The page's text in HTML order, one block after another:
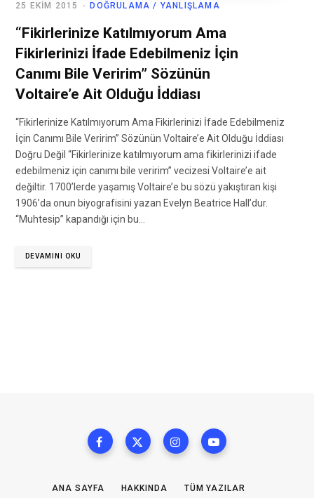
DOĞRULAMA / YANLIŞLAMA
25 EKIM 2015
“Fikirlerinize Katılmıyorum Ama
Fikirlerinizi İfade Edebilmeniz İçin
Canımı Bile Veririm” Sözünün
Voltaire’e Ait Olduğu İddiası
“Fikirlerinize Katılmıyorum Ama Fikirlerinizi İfade Edebilmeniz
İçin Canımı Bile Veririm” Sözünün Voltaire’e Ait Olduğu İddiası
Doğru Değil “Fikirlerinize katılmıyorum ama fikirlerinizi ifade
edebilmeniz için canımı bile veririm” vecizesi Voltaire’e ait
değiltir. 1700’lerde yaşamış Voltaire’e bu sözü yakıştıran kişi
1906’da onun biyografisini yazan Evelyn Beatrice Hall’dur.
“Muhtesip” kapandığı için bu…
DEVAMINI OKU
ANA SAYFA HAKKINDA TÜM YAZILAR